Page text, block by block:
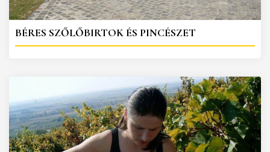
BÉRES SZŐLŐBIRTOK ÉS PINCÉSZET